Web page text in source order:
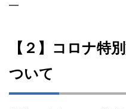
━
【２】コロナ特
ついて